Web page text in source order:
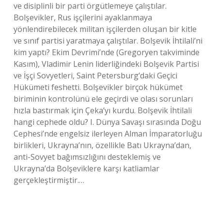
ve disiplinli bir parti örgütlemeye çalıştılar.
Bolşevikler, Rus işçilerini ayaklanmaya
yönlendirebilecek militan işçilerden oluşan bir kitle
ve sınıf partisi yaratmaya çalıştılar. Bolşevik İhtilali’ni
kim yaptı? Ekim Devrimi’nde (Gregoryen takviminde
Kasım), Vladimir Lenin liderliğindeki Bolşevik Partisi
ve İşçi Sovyetleri, Saint Petersburg’daki Geçici
Hükümeti feshetti. Bolşevikler birçok hükümet
biriminin kontrolünü ele geçirdi ve olası sorunları
hızla bastırmak için Çeka’yı kurdu. Bolşevik İhtilali
hangi cephede oldu? I. Dünya Savaşı sırasında Doğu
Cephesi’nde engelsiz ilerleyen Alman İmparatorluğu
birlikleri, Ukrayna’nın, özellikle Batı Ukrayna’dan,
anti-Sovyet bağımsızlığını desteklemiş ve
Ukrayna’da Bolşeviklere karşı katliamlar
gerçekleştirmiştir.…